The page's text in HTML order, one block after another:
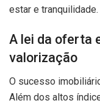
estar e tranquilidade.
A lei da oferta
valorização
O sucesso
Além dos altos